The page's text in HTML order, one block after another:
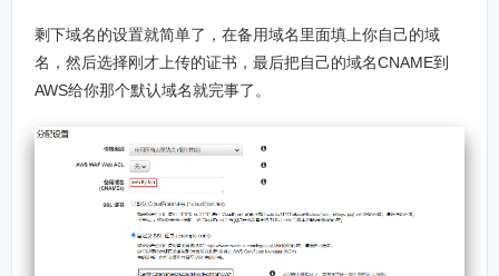
剩下域名的设置就简单了，在备用域名里面填上你自己的域
名，然后选择刚才上传的证书，最后把自己的域名CNAME到
AWS给你那个默认域名就完事了。